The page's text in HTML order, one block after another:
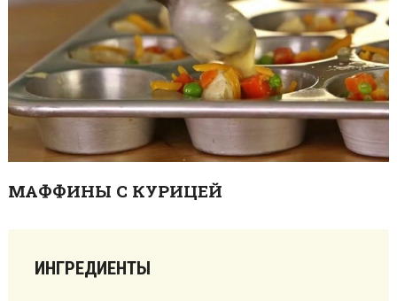
МАФФИНЫ С КУРИЦЕЙ
ИНГРЕДИЕНТЫ